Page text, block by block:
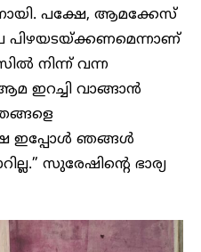
പക്ഷേ, ആമക്കേസ്
പിഴയടയ്ക്കണമെന്നാണ്
നിന്ന് വന്ന
ഇറച്ചി വാങ്ങാൻ
ഇപ്പോൾ ഞങ്ങൾ
സുരേഷിന്റെ ഭാര്യ